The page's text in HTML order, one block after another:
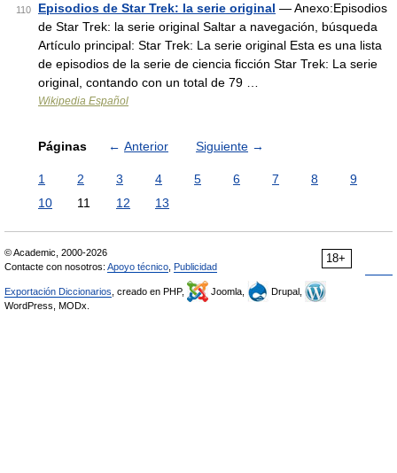
110 Episodios de Star Trek: la serie original — Anexo:Episodios
de Star Trek: la serie original Saltar a navegación, búsqueda
Artículo principal: Star Trek: La serie original Esta es una lista
de episodios de la serie de ciencia ficción Star Trek: La serie
original, contando con un total de 79 …
Wikipedia Español
Páginas ← Anterior Siguiente →
1 2 3 4 5 6 7 8
9
10
11 12 13
18+
© Academic, 2000-2026
Contacte con nosotros: Apoyo técnico Publicidad
Exportación Diccionarios , creado en PHP, Joomla,
Drupal,
WordPress, MODx.